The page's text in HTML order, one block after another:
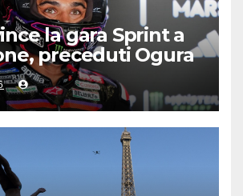
la gara Sprint a
preceduti Ogura